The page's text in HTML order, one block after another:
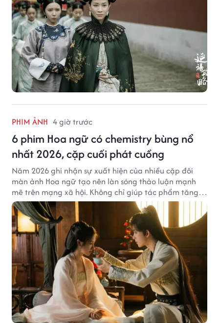
PHIM ẢNH 4 giờ trước
6 phim Hoa ngữ có chemistry bùng nổ
nhất 2026, cặp cuối phát cuồng
Năm 2026 ghi nhận sự xuất hiện của nhiều cặp đôi
màn ảnh Hoa ngữ tạo nên làn sóng thảo luận mạnh
mẽ trên mạng xã hội. Không chỉ giúp tác phẩm tăng
sức hút, sự ăn ý của các diễn viên còn khiến khán giả
không ngừng 'đẩy thuyền' và theo dõi phim đến những
tập cuối cùng.